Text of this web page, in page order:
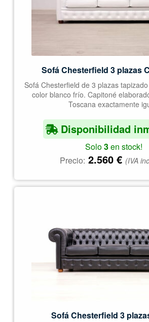
Sofá Chesterfield 3 plazas
Sofá Chesterfield de 3 plazas
color blanco frío. Capitoné
Toscana exactamente
Disponibilidad
Solo3en stock!
Precio: 2.560 € (IVA
Sofá Chesterfield 3